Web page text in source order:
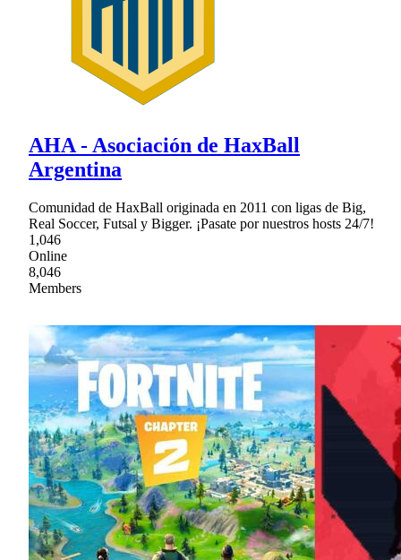
AHA - Asociación de HaxBall
Argentina
Comunidad de HaxBall originada en 2011 con ligas de Big,
Real Soccer, Futsal y Bigger. ¡Pasate por nuestros hosts 24/7!
1,046
Online
8,046
Members